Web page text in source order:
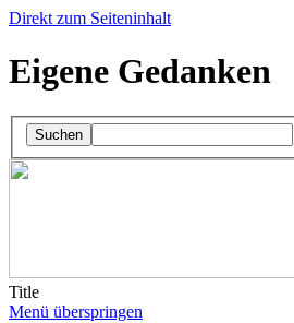
Direkt zum Seiteninhalt
Eigene Gedanken
Suchen
Title
Menü überspringen